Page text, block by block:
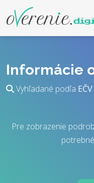
Informácie
Vyhľadané podľa EČV
Pre zobrazenie